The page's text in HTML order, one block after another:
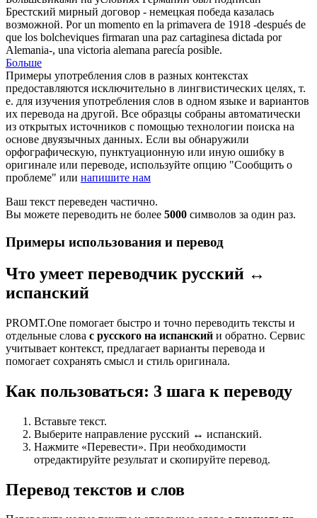
Брестский мирный договор - немецкая победа казалась
возможной. Por un momento en la primavera de 1918 -después de
que los bolcheviques firmaran una paz cartaginesa dictada por
Alemania-, una victoria alemana parecía posible.
Больше
Примеры употребления слов в разных контекстах
предоставляются исключительно в лингвистических целях, т.
е. для изучения употребления слов в одном языке и вариантов
их перевода на другой. Все образцы собраны автоматически
из открытых источников с помощью технологии поиска на
основе двуязычных данных. Если вы обнаружили
орфографическую, пунктуационную или иную ошибку в
оригинале или переводе, используйте опцию "Сообщить о
проблеме" или напишите нам
Ваш текст переведен частично.
Вы можете переводить не более 5000 символов за один раз.
Примеры использования и перевод
Что умеет переводчик русский ↔
испанский
PROMT.One помогает быстро и точно переводить тексты и
отдельные слова с русского на испанский и обратно. Сервис
учитывает контекст, предлагает варианты перевода и
помогает сохранять смысл и стиль оригинала.
Как пользоваться: 3 шага к переводу
Вставьте текст.
Выберите направление русский ↔ испанский.
Нажмите «Перевести». При необходимости
отредактируйте результат и скопируйте перевод.
Перевод текстов и слов